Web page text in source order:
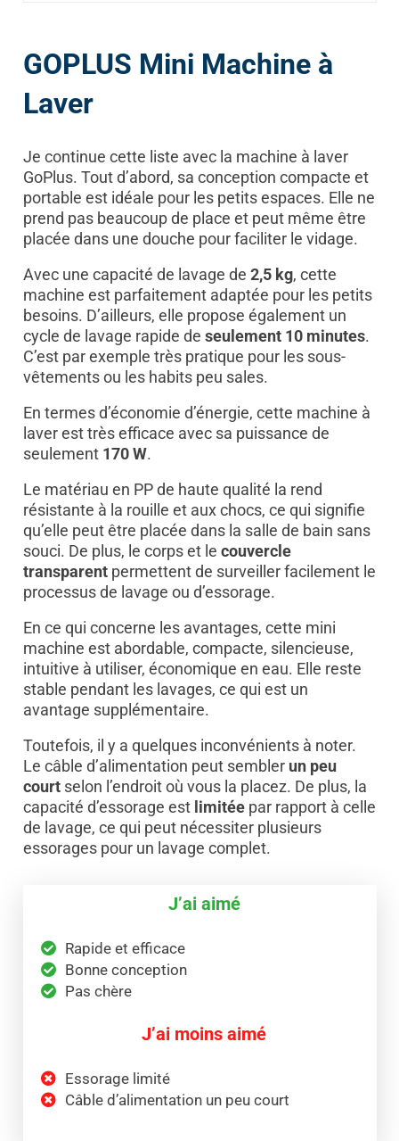
GOPLUS Mini Machine à
Laver
Je continue cette liste avec la machine à laver
GoPlus. Tout d’abord, sa conception compacte et
portable est idéale pour les petits espaces. Elle ne
prend pas beaucoup de place et peut même être
placée dans une douche pour faciliter le vidage.
Avec une capacité de lavage de 2,5 kg, cette
machine est parfaitement adaptée pour les petits
besoins. D’ailleurs, elle propose également un
cycle de lavage rapide de seulement 10 minutes.
C’est par exemple très pratique pour les sous-
vêtements ou les habits peu sales.
En termes d’économie d’énergie, cette machine à
laver est très efficace avec sa puissance de
seulement 170 W.
Le matériau en PP de haute qualité la rend
résistante à la rouille et aux chocs, ce qui signifie
qu’elle peut être placée dans la salle de bain sans
souci. De plus, le corps et le couvercle
transparentpermettent de surveiller facilement le
processus de lavage ou d’essorage.
En ce qui concerne les avantages, cette mini
machine est abordable, compacte, silencieuse,
intuitive à utiliser, économique en eau. Elle reste
stable pendant les lavages, ce qui est un
avantage supplémentaire.
Toutefois, il y a quelques inconvénients à noter.
Le câble d’alimentation peut sembler un peu
courtselon l’endroit où vous la placez. De plus, la
capacité d’essorage est limitéepar rapport à celle
de lavage, ce qui peut nécessiter plusieurs
essorages pour un lavage complet.
J’ai aimé
Rapide et efficace
Bonne conception
Pas chère
J’ai moins aimé
Essorage limité
Câble d’alimentation un peu court